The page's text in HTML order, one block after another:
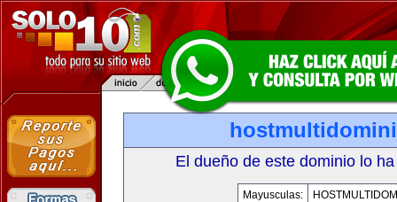
El dueño de este dominio lo
Mayusculas: